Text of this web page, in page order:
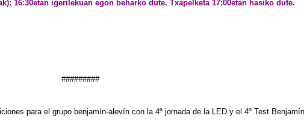
16:30etan igerilekuan egon beharko dute. Txapelketa 17:00etan hasiko dute.
#########
para el grupo benjamín-alevín con la 4ª jornada de la LED y el 4º Test